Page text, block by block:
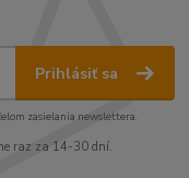
Prihlásiť sa
zasielania newslettera.
raz za 14-30 dní.